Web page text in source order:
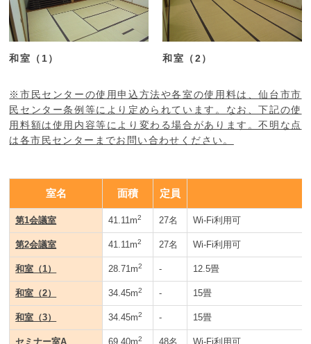
和室（1） 和室（2）
※市民センターの使用申込方法や各室の使用料は、仙台市市
民センター条例等により定められています。なお、下記の使
用料額は使用内容等により変わる場合があります。不明な点
は各市民センターまでお問い合わせください。
室名 面積 定員
第1会議室 41.11m2 27名 Wi-Fi利用可
第2会議室 41.11m2 27名 Wi-Fi利用可
和室（1） 28.71m2 - 12.5畳
和室（2） 34.45m2 - 15畳
和室（3） 34.45m2 - 15畳
セミナー室A 69.40m2 48名 Wi-Fi利用可